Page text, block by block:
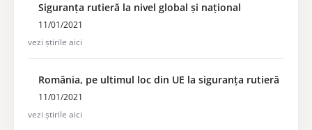
Siguranța rutieră la nivel global și național
11/01/2021
vezi știrile aici
România, pe ultimul loc din UE la siguranța rutieră
11/01/2021
vezi știrile aici